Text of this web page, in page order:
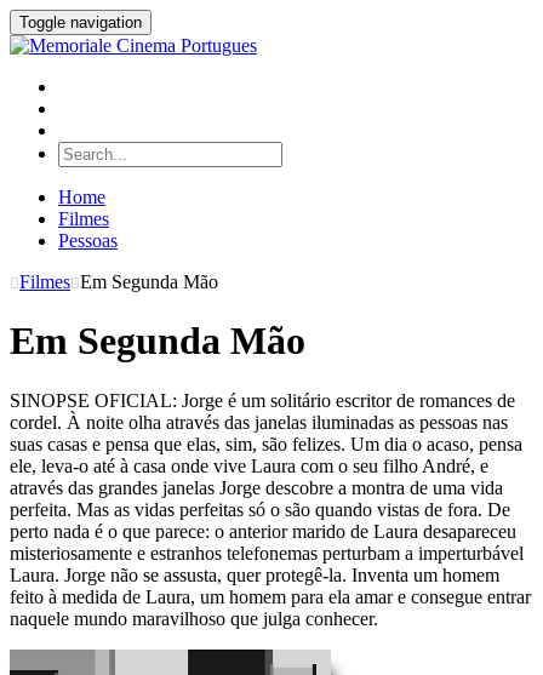
Toggle navigation
Home
Filmes
Pessoas
Filmes Em Segunda Mão
Em Segunda Mão
SINOPSE OFICIAL: Jorge é um solitário escritor de romances de
cordel. À noite olha através das janelas iluminadas as pessoas nas
suas casas e pensa que elas, sim, são felizes. Um dia o acaso, pensa
ele, leva-o até à casa onde vive Laura com o seu filho André, e
através das grandes janelas Jorge descobre a montra de uma vida
perfeita. Mas as vidas perfeitas só o são quando vistas de fora. De
perto nada é o que parece: o anterior marido de Laura desapareceu
misteriosamente e estranhos telefonemas perturbam a imperturbável
Laura. Jorge não se assusta, quer protegê-la. Inventa um homem
feito à medida de Laura, um homem para ela amar e consegue entrar
naquele mundo maravilhoso que julga conhecer.